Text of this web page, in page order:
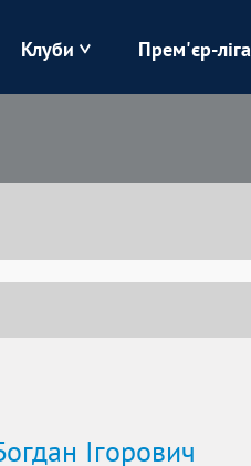
Клуби
Карпати
Прем'єр-ліга
Ігорович